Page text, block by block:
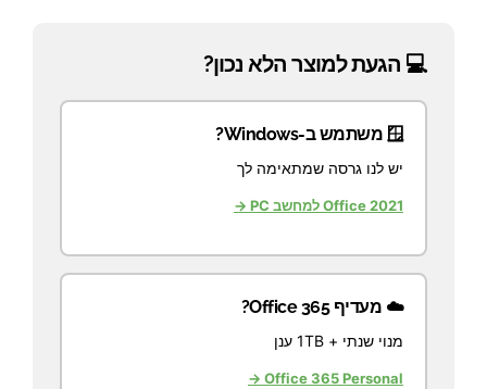
💻 הגעת למוצר הלא נכון?
🪟 משתמש ב-Windows?
יש לנו גרסה שמתאימה לך
Office 2021 למחשב PC →
☁️ מעדיף Office 365?
מנוי שנתי + 1TB ענן
Office 365 Personal →